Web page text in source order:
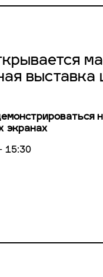
выставка
экранах
15:30